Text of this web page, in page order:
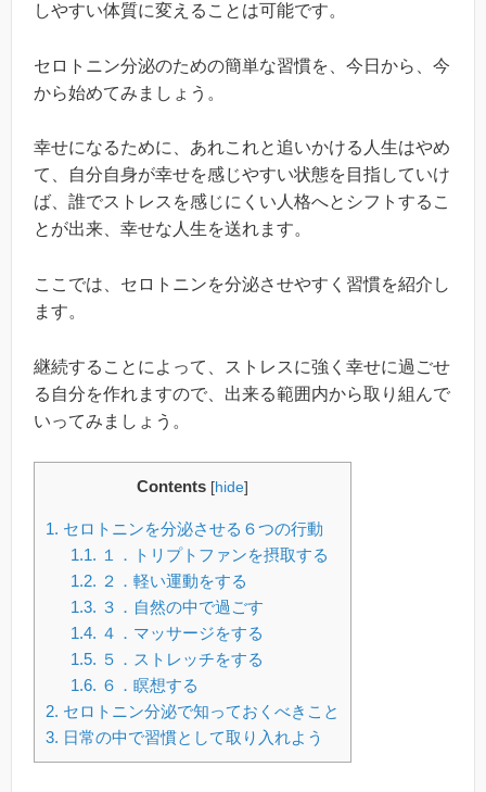
しやすい体質に変えることは可能です。
セロトニン分泌のための簡単な習慣を、今日から、今
から始めてみましょう。
幸せになるために、あれこれと追いかける人生はやめ
て、自分自身が幸せを感じやすい状態を目指していけ
ば、誰でストレスを感じにくい人格へとシフトするこ
とが出来、幸せな人生を送れます。
ここでは、セロトニンを分泌させやすく習慣を紹介し
ます。
継続することによって、ストレスに強く幸せに過ごせ
る自分を作れますので、出来る範囲内から取り組んで
いってみましょう。
Contents [hide]
1. セロトニンを分泌させる６つの行動
1.1. １．トリプトファンを摂取する
1.2. ２．軽い運動をする
1.3. ３．自然の中で過ごす
1.4. ４．マッサージをする
1.5. ５．ストレッチをする
1.6. ６．瞑想する
2. セロトニン分泌で知っておくべきこと
3. 日常の中で習慣として取り入れよう